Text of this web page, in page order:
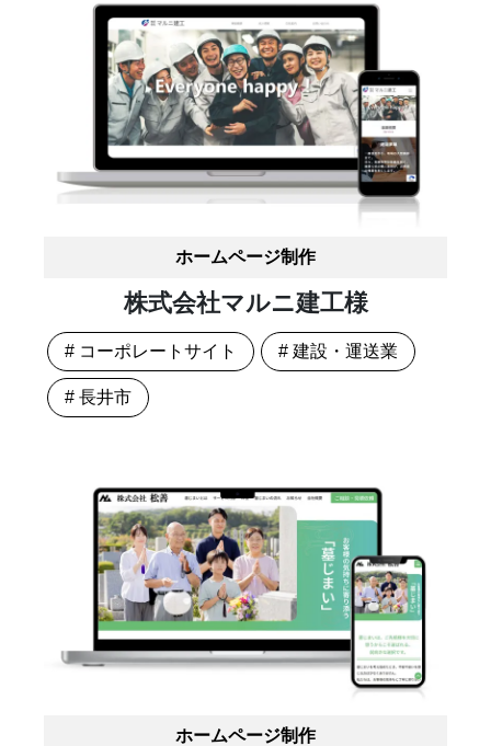
ホームページ制作
株式会社マルニ建工様
# コーポレートサイト # 建設・運送業
# 長井市
ホームページ制作